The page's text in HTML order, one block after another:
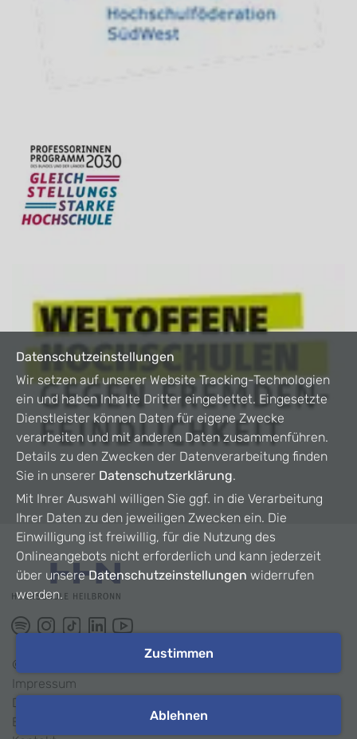
©
Impressum
Datenschutz
Barrierefreiheit
Datenschutzeinstellungen
Wir setzen auf unserer Website Tracking-Technologien
ein und haben Inhalte Dritter eingebettet. Eingesetzte
Dienstleister können Daten für eigene Zwecke
verarbeiten und mit anderen Daten zusammenführen.
Details zu den Zwecken der Datenverarbeitung finden
Sie in unserer Datenschutzerklärung.
Mit Ihrer Auswahl willigen Sie ggf. in die Verarbeitung
Ihrer Daten zu den jeweiligen Zwecken ein. Die
Einwilligung ist freiwillig, für die Nutzung des
Onlineangebots nicht erforderlich und kann jederzeit
über unsereDatenschutzeinstellungen widerrufen
werden.
Zustimmen
Ablehnen